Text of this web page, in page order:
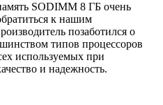
SODIMM 8 ГБ очень
к нашим
позаботился о
типов процессоров
используемых при
и надежность.